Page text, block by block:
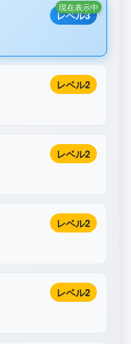
レベル3
現在表示中
レベル2
レベル2
レベル2
レベル2